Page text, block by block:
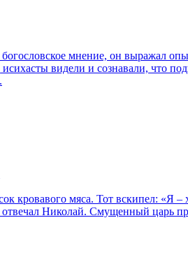
мнение, он выражал
видели и сознавали, что
кровавого мяса. Тот вскипел: «Я –
Николай. Смущенный царь